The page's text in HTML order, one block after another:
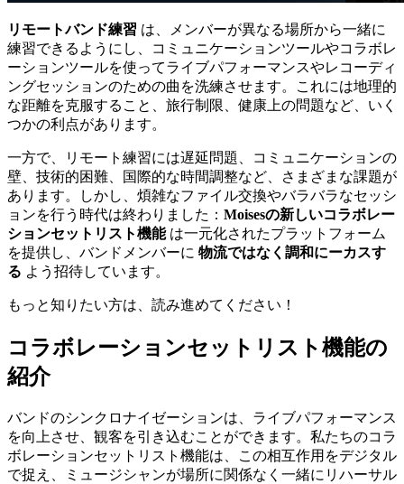
リモートバンド練習 は、メンバーが異なる場所から一緒に
練習できるようにし、コミュニケーションツールやコラボレ
ーションツールを使ってライブパフォーマンスやレコーディ
ングセッションのための曲を洗練させます。これには地理的
な距離を克服すること、旅行制限、健康上の問題など、いく
つかの利点があります。
一方で、リモート練習には遅延問題、コミュニケーションの
壁、技術的困難、国際的な時間調整など、さまざまな課題が
あります。しかし、煩雑なファイル交換やバラバラなセッシ
ョンを行う時代は終わりました： Moisesの新しいコラボレー
ションセットリスト機能は一元化されたプラットフォーム
を提供し、バンドメンバーに 物流ではなく調和にーカスす
る よう招待しています。
もっと知りたい方は、読み進めてください！
コラボレーションセットリスト機能の
紹介
バンドのシンクロナイゼーションは、ライブパフォーマンス
を向上させ、観客を引き込むことができます。私たちのコラ
ボレーションセットリスト機能は、この相互作用をデジタル
で捉え、ミュージシャンが場所に関係なく一緒にリハーサル